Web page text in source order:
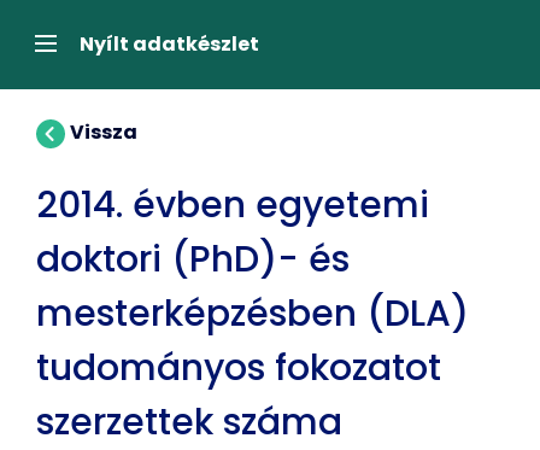
átugrásaNavigációNyílt adatkészlet
Vissza
2014. évben egyetemi
doktori (PhD)- és
mesterképzésben (DLA)
tudományos fokozatot
szerzettek száma